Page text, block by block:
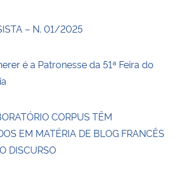
– N. 01/2025
é a Patronesse da 51ª Feira do
CORPUS TÊM
EM MATÉRIA DE BLOG FRANCÊS
DISCURSO